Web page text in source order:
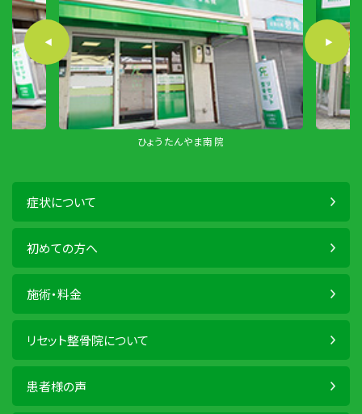
ひょうたんやま南院
症状について
初めての方へ
施術・料金
リセット整骨院について
患者様の声